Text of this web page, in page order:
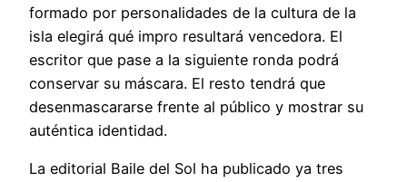
formado por personalidades de la cultura de la
isla elegirá qué impro resultará vencedora. El
escritor que pase a la siguiente ronda podrá
conservar su máscara. El resto tendrá que
desenmascararse frente al público y mostrar su
auténtica identidad.
La editorial Baile del Sol ha publicado ya tres